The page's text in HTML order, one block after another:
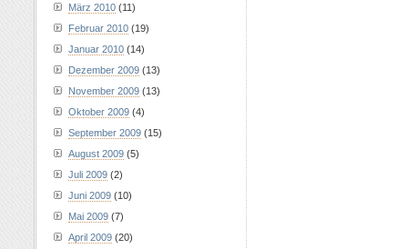
März 2010 (11)
Februar 2010 (19)
Januar 2010 (14)
Dezember 2009 (13)
November 2009 (13)
Oktober 2009 (4)
September 2009 (15)
August 2009 (5)
Juli 2009 (2)
Juni 2009 (10)
Mai 2009 (7)
April 2009 (20)